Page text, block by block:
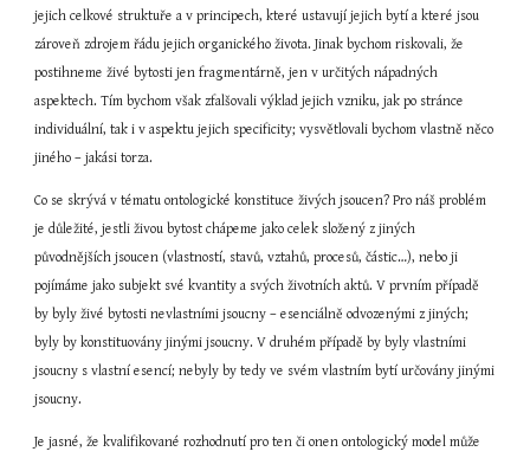
jejich celkové struktuře a v principech, které ustavují jejich bytí a které jsou
zároveň zdrojem řádu jejich organického života. Jinak bychom riskovali, že
postihneme živé bytosti jen fragmentárně, jen v určitých nápadných
aspektech. Tím bychom však zfalšovali výklad jejich vzniku, jak po stránce
individuální, tak i v aspektu jejich specificity; vysvětlovali bychom vlastně něco
jiného – jakási torza.
Co se skrývá v tématu ontologické konstituce živých jsoucen? Pro náš problém
je důležité, jestli živou bytost chápeme jako celek složený z jiných
původnějších jsoucen (vlastností, stavů, vztahů, procesů, částic…), nebo ji
pojímáme jako subjekt své kvantity a svých životních aktů. V prvním případě
by byly živé bytosti nevlastními jsoucny – esenciálně odvozenými z jiných;
byly by konstituovány jinými jsoucny. V druhém případě by byly vlastními
jsoucny s vlastní esencí; nebyly by tedy ve svém vlastním bytí určovány jinými
jsoucny.
Je jasné, že kvalifikované rozhodnutí pro ten či onen ontologický model může